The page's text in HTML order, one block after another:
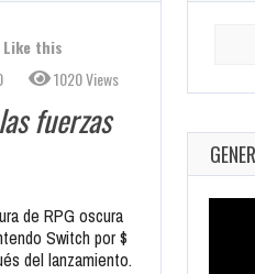
Like this
1020 Views
fuerzas
de RPG oscura
Switch por $
del lanzamiento.